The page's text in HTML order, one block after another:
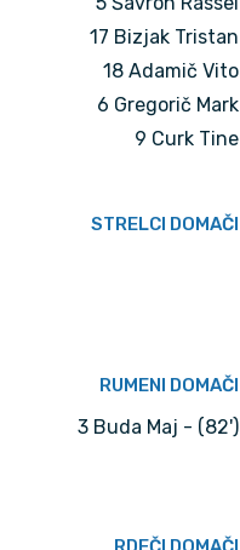
17 Bizjak Tristan
18 Adamič Vito
6 Gregorič Mark
9 Curk Tine
STRELCI DOMAČI
RUMENI DOMAČI
3 Buda Maj - (82')